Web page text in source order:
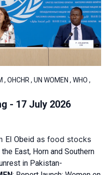
OHCHR , UN WOMEN , WHO ,
- 17 July 2026
El Obeid as food stocks
East, Horn and Southern
in Pakistan-